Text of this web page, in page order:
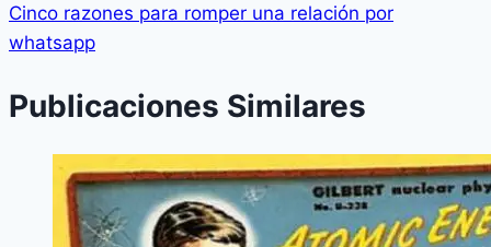
Cinco razones para romper una relación por
whatsapp
Publicaciones Similares